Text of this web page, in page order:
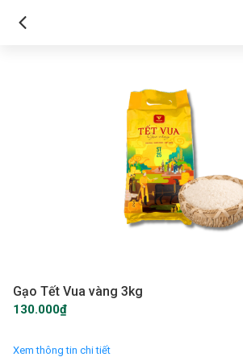
Gạo Tết Vua vàng 3kg
130.000₫
Xem thông tin chi tiết